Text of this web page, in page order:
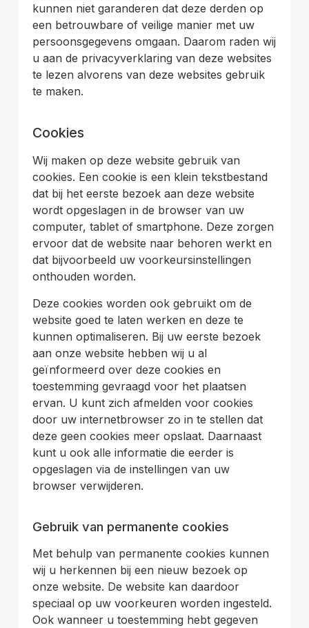
kunnen niet garanderen dat deze derden op
een betrouwbare of veilige manier met uw
persoonsgegevens omgaan. Daarom raden wij
u aan de privacyverklaring van deze websites
te lezen alvorens van deze websites gebruik
te maken.
Cookies
Wij maken op deze website gebruik van
cookies. Een cookie is een klein tekstbestand
dat bij het eerste bezoek aan deze website
wordt opgeslagen in de browser van uw
computer, tablet of smartphone. Deze zorgen
ervoor dat de website naar behoren werkt en
dat bijvoorbeeld uw voorkeursinstellingen
onthouden worden.
Deze cookies worden ook gebruikt om de
website goed te laten werken en deze te
kunnen optimaliseren. Bij uw eerste bezoek
aan onze website hebben wij u al
geïnformeerd over deze cookies en
toestemming gevraagd voor het plaatsen
ervan. U kunt zich afmelden voor cookies
door uw internetbrowser zo in te stellen dat
deze geen cookies meer opslaat. Daarnaast
kunt u ook alle informatie die eerder is
opgeslagen via de instellingen van uw
browser verwijderen.
Gebruik van permanente cookies
Met behulp van permanente cookies kunnen
wij u herkennen bij een nieuw bezoek op
onze website. De website kan daardoor
speciaal op uw voorkeuren worden ingesteld.
Ook wanneer u toestemming hebt gegeven